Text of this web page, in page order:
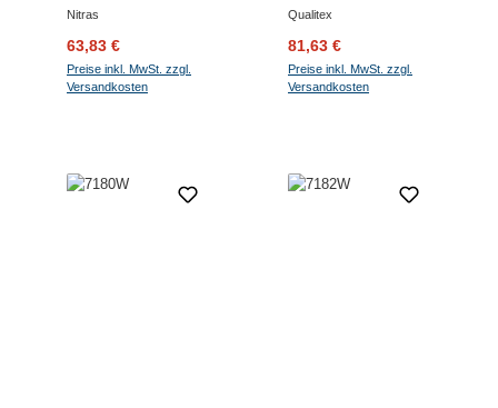
Nitras
Verkaufspreis:
63,83 €
Preise inkl. MwSt. zzgl.
Versandkosten
Qualitex
Verkaufspreis:
81,63 €
Preise inkl. MwSt. zzgl.
Versandkosten